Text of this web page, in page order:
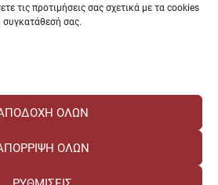
τις προτιμήσεις σας σχετικά με τα cookies
συγκατάθεσή σας.
ΌΛΩΝ
ΌΛΩΝ